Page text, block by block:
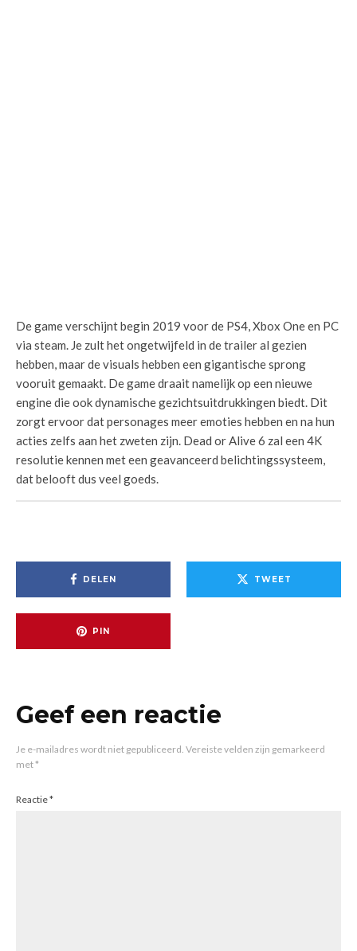
De game verschijnt begin 2019 voor de PS4, Xbox One en PC
via steam. Je zult het ongetwijfeld in de trailer al gezien
hebben, maar de visuals hebben een gigantische sprong
vooruit gemaakt. De game draait namelijk op een nieuwe
engine die ook dynamische gezichtsuitdrukkingen biedt. Dit
zorgt ervoor dat personages meer emoties hebben en na hun
acties zelfs aan het zweten zijn. Dead or Alive 6 zal een 4K
resolutie kennen met een geavanceerd belichtingssysteem,
dat belooft dus veel goeds.
DELEN TWEET
PIN
Geef een reactie
Je e-mailadres wordt niet gepubliceerd. Vereiste velden zijn gemarkeerd
met*
Reactie*